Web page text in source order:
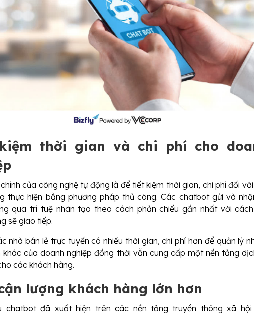
thời gian và chi phí cho
của công nghệ tự động là để tiết kiệm thời gian, chi phí đối
thực hiện bằng phương pháp thủ công. Các chatbot gửi và
qua trí tuệ nhân tạo theo cách phản chiếu gần nhất với
sẽ giao tiếp.
nhà bán lẻ trực tuyến có nhiều thời gian, chi phí hơn để quản lý
khác của doanh nghiệp đồng thời vẫn cung cấp một nền tảng
các khách hàng.
lượng khách hàng lớn hơn
chatbot đã xuất hiện trên các nền tảng truyền thông xã hội